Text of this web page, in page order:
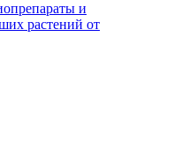
и
растений от